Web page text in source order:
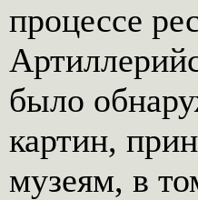
процессе
было
картин,
музеям, в